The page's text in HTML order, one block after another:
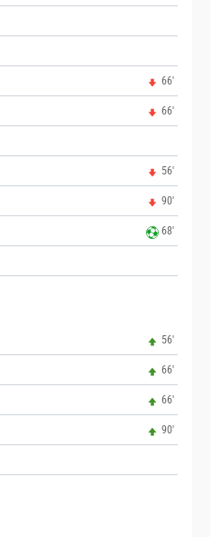
66'
66'
56'
90'
68'
56'
66'
66'
90'